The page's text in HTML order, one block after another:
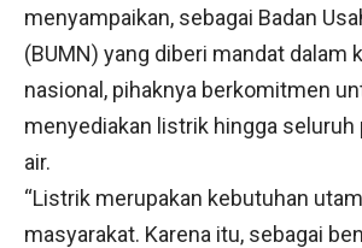
menyampaikan, sebagai Badan
(BUMN) yang diberi mandat dalam
nasional, pihaknya berkomitmen
menyediakan listrik hingga seluruh
air.
“Listrik merupakan kebutuhan
masyarakat. Karena itu, sebagai